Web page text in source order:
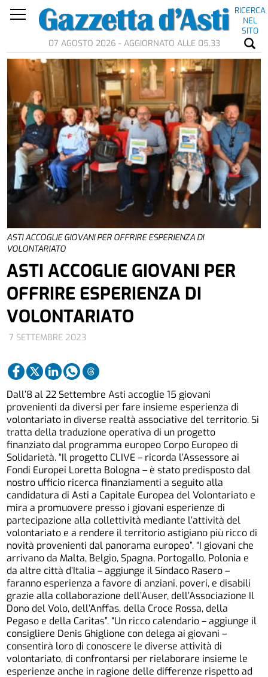
RICERCA
NEL
SITO
07 AGOSTO 2026 - AGGIORNATO ALLE 05.33
ASTI ACCOGLIE GIOVANI PER OFFRIRE ESPERIENZA DI
VOLONTARIATO
7 SETTEMBRE 2023
ASTI ACCOGLIE GIOVANI PER
OFFRIRE ESPERIENZA DI
VOLONTARIATO
Dall’8 al 22 Settembre Asti accoglie 15 giovani
provenienti da diversi per fare insieme esperienza di
volontariato in diverse realtà associative del territorio. Si
tratta della traduzione operativa di un progetto
finanziato dal programma europeo Corpo Europeo di
Solidarietà. “Il progetto CLIVE – ricorda l’Assessore ai
Fondi Europei Loretta Bologna – è stato predisposto dal
nostro ufficio ricerca finanziamenti a seguito alla
candidatura di Asti a Capitale Europea del Volontariato e
mira a promuovere presso i giovani esperienze di
partecipazione alla collettività mediante l’attività del
volontariato e a rendere il territorio astigiano più ricco di
novità provenienti dal panorama europeo”. “I giovani che
arrivano da Malta, Belgio, Spagna, Portogallo, Polonia e
da altre città d’Italia – aggiunge il Sindaco Rasero –
faranno esperienza a favore di anziani, poveri, e disabili
grazie alla collaborazione dell’Auser, dell’Associazione Il
Dono del Volo, dell’Anffas, della Croce Rossa, della
Pegaso e della Caritas”. “Un ricco calendario – aggiunge il
consigliere Denis Ghiglione con delega ai giovani –
consentirà loro di conoscere le diverse attività di
volontariato, di confrontarsi per rielaborare insieme le
esperienze anche in ragione delle differenze rispetto ad